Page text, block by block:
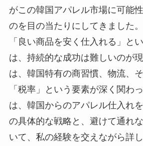
がこの韓国アパレル市場に可能
のを目の当たりにしてきました
「良い商品を安く仕入れる」と
は、持続的な成功は難しいのが
は、韓国特有の商習慣、物流、
「税率」という要素が深く関わ
は、韓国からのアパレル仕入れ
の具体的な戦略と、避けて通れ
いて、私の経験を交えながら詳